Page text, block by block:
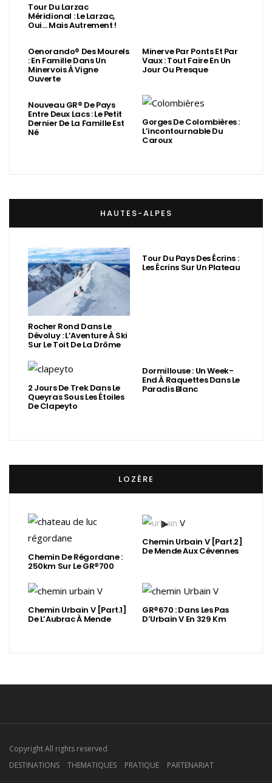
Tour Du Larzac
Méridional : Le Larzac,
Oui… Mais Autrement !
Oenorando® Des Mourels
: En Famille Dans Un
Minervois À Vigne
Ouverte
Minerve Par Ponts Et Par
Vaux : Tout Faire En Un
Jour Ou Presque
Nouveau GR® De Pays
Entre Deux Lacs : Le Petit
Dernier De La Famille Est
Né
Gorges De Colombières :
L’incontournable Du
Caroux
HAUTES-ALPES
Rocher Rond Dans Le
Dévoluy : L’Aventure À Ski
Sur Le Toit De La Drôme
Tour Du Pays Des Écrins :
Les Écrins Sur Un Plateau
2 Jours De Trek Dans Le
Queyras Sous Les Étoiles
De Clapeyto
Dormillouse : Un Week-
End À Raquettes Dans Le
Paradis Blanc
LOZÈRE
Chemin De Régordane :
250km Sur Le GR®700
Chemin Urbain V [Part.2]
De Mende Aux Cévennes
Chemin Urbain V [Part.1]
De L’Aubrac À Mende
GR®670 : Dans Les Pas
D’Urbain V En 329 Km
Copyright All rights reserved
DESTINATIONS
THEMATIQUES PRATIQUE PARTENARIAT